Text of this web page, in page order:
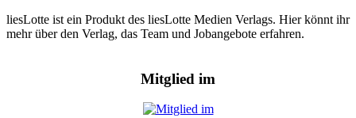
liesLotte ist ein Produkt des liesLotte Medien Verlags. Hier könnt ihr
mehr über den Verlag, das Team und Jobangebote erfahren.
Mitglied im